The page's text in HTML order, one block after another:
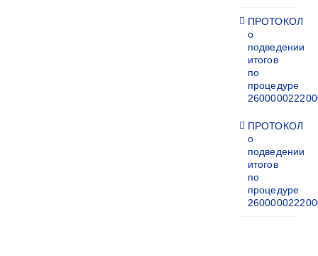
ПРОТОКОЛ
о
подведении
итогов
по
процедуре
ПРОТОКОЛ
о
подведении
итогов
по
процедуре